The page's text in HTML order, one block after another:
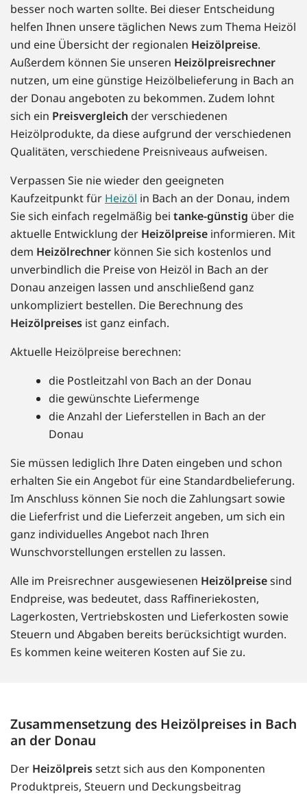
besser noch warten sollte. Bei dieser Entscheidung
helfen Ihnen unsere täglichen News zum Thema Heizöl
und eine Übersicht der regionalen Heizölpreise.
Außerdem können Sie unseren Heizölpreisrechner
nutzen, um eine günstige Heizölbelieferung in Bach an
der Donau angeboten zu bekommen. Zudem lohnt
sich ein Preisvergleich der verschiedenen
Heizölprodukte, da diese aufgrund der verschiedenen
Qualitäten, verschiedene Preisniveaus aufweisen.
Verpassen Sie nie wieder den geeigneten
Kaufzeitpunkt für Heizöl in Bach an der Donau, indem
Sie sich einfach regelmäßig bei tanke-günstig über die
aktuelle Entwicklung der Heizölpreise informieren. Mit
dem Heizölrechner können Sie sich kostenlos und
unverbindlich die Preise von Heizöl in Bach an der
Donau anzeigen lassen und anschließend ganz
unkompliziert bestellen. Die Berechnung des
Heizölpreises ist ganz einfach.
Aktuelle Heizölpreise berechnen:
die Postleitzahl von Bach an der Donau
die gewünschte Liefermenge
die Anzahl der Lieferstellen in Bach an der
Donau
Sie müssen lediglich Ihre Daten eingeben und schon
erhalten Sie ein Angebot für eine Standardbelieferung.
Im Anschluss können Sie noch die Zahlungsart sowie
die Lieferfrist und die Lieferzeit angeben, um sich ein
ganz individuelles Angebot nach Ihren
Wunschvorstellungen erstellen zu lassen.
Alle im Preisrechner ausgewiesenen Heizölpreisesind
Endpreise, was bedeutet, dass Raffineriekosten,
Lagerkosten, Vertriebskosten und Lieferkosten sowie
Steuern und Abgaben bereits berücksichtigt wurden.
Es kommen keine weiteren Kosten auf Sie zu.
Zusammensetzung des Heizölpreises in Bach
an der Donau
Der Heizölpreissetzt sich aus den Komponenten
Produktpreis, Steuern und Deckungsbeitrag